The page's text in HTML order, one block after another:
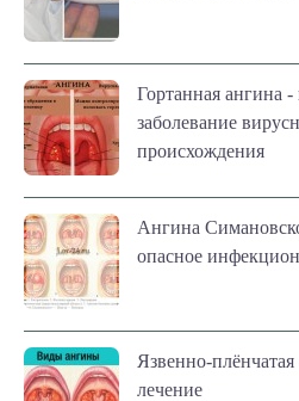
Гортанная ангина
заболевание
происхождения
Ангина
опасное
Язвенно-
лечение